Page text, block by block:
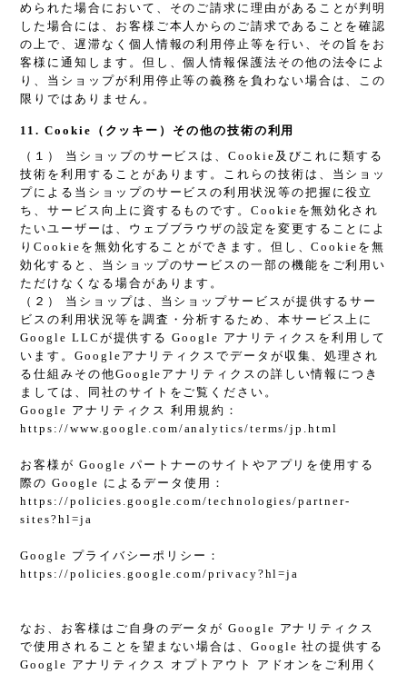
められた場合において、そのご請求に理由があることが判明
した場合には、お客様ご本人からのご請求であることを確認
の上で、遅滞なく個人情報の利用停止等を行い、その旨をお
客様に通知します。但し、個人情報保護法その他の法令によ
り、当ショップが利用停止等の義務を負わない場合は、この
限りではありません。
11. Cookie（クッキー）その他の技術の利用
（１） 当ショップのサービスは、Cookie及びこれに類する
技術を利用することがあります。これらの技術は、当ショッ
プによる当ショップのサービスの利用状況等の把握に役立
ち、サービス向上に資するものです。Cookieを無効化され
たいユーザーは、ウェブブラウザの設定を変更することによ
りCookieを無効化することができます。但し、Cookieを無
効化すると、当ショップのサービスの一部の機能をご利用い
ただけなくなる場合があります。
（２） 当ショップは、当ショップサービスが提供するサー
ビスの利用状況等を調査・分析するため、本サービス上に
Google LLCが提供する Google アナリティクスを利用して
います。Googleアナリティクスでデータが収集、処理され
る仕組みその他Googleアナリティクスの詳しい情報につき
ましては、同社のサイトをご覧ください。
Google アナリティクス 利用規約：
https://www.google.com/analytics/terms/jp.html
お客様が Google パートナーのサイトやアプリを使用する
際の Google によるデータ使用：
https://policies.google.com/technologies/partner-
sites?hl=ja
Google プライバシーポリシー：
https://policies.google.com/privacy?hl=ja
なお、お客様はご自身のデータが Google アナリティクス
で使用されることを望まない場合は、Google 社の提供する
Google アナリティクス オプトアウト アドオンをご利用く